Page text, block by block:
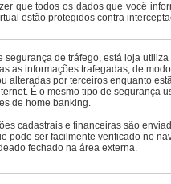
que todos os dados que você
estão protegidos contra
segurança de tráfego, está loja utiliza
as informações trafegadas, de
alteradas por terceiros enquanto
É o mesmo tipo de segurança
de home banking.
cadastrais e financeiras são
pode ser facilmente verificado no
fechado na área externa.